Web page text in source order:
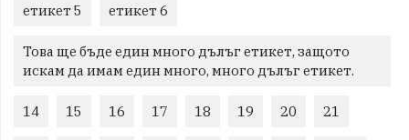
етикет 5 етикет 6
Това ще бъде един много дълъг етикет, защото
искам да имам един много, много дълъг етикет.
14 15 16 17 18 19 20 21